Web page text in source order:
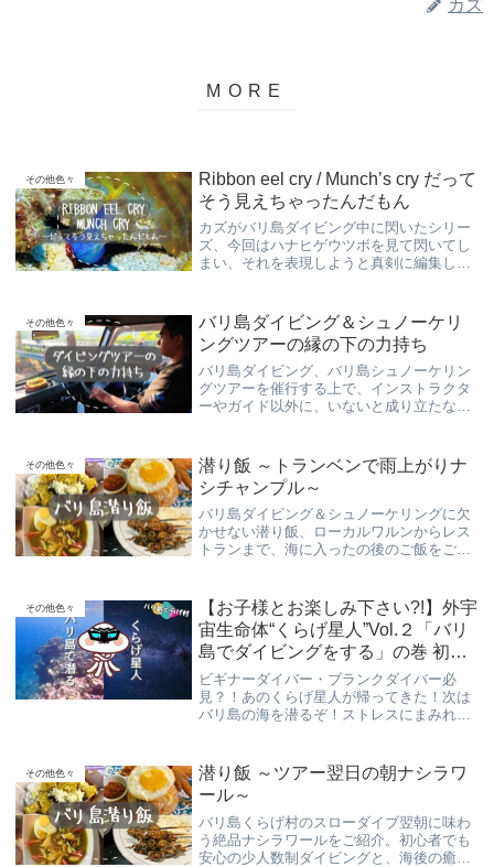
カズ
その他色々
Ribbon eel cry / Munch’s cry だって
そう見えちゃったんだもん
カズがバリ島ダイビング中に閃いたシリー
ズ、今回はハナヒゲウツボを見て閃いてし
まい、それを表現しようと真剣に編集しま
その他色々
バリ島ダイビング＆シュノーケリ
ングツアーの縁の下の力持ち
バリ島ダイビング、バリ島シュノーケリン
グツアーを催行する上で、インストラクタ
ーやガイド以外に、いないと成り立たない
その他色々
潜り飯 ～トランベンで雨上がりナ
シチャンプル～
バリ島ダイビング＆シュノーケリングに欠
かせない潜り飯、ローカルワルンからレス
トランまで、海に入ったの後のご飯をご紹
その他色々
【お子様とお楽しみ下さい?!】外宇
宙生命体“くらげ星人”Vol.２「バリ
島でダイビングをする」の巻 初心
者ダイバーさん必見？！
ビギナーダイバー・ブランクダイバー必
見？！あのくらげ星人が帰ってきた！次は
バリ島の海を潜るぞ！ストレスにまみれた
無理するなという事を身をもって教えてく
れます！
その他色々
潜り飯 ～ツアー翌日の朝ナシラワ
ール～
バリ島くらげ村のスローダイブ翌朝に味わ
う絶品ナシラワールをご紹介。初心者でも
安心の少人数制ダイビングと、海後の癒し